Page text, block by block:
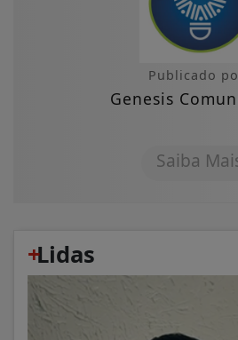
Publicado
Genesis
Saiba
+
Lidas